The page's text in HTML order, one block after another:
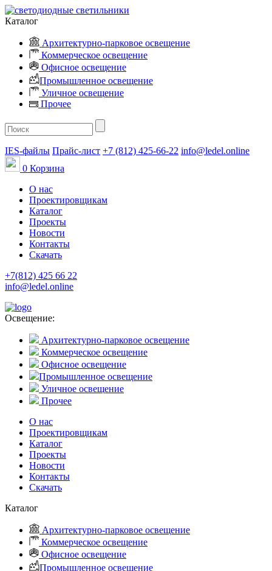
Каталог
Архитектурно-парковое освещение
Коммерческое освещение
Офисное освещение
Промышленное освещение
Уличное освещение
Прочее
IES-файлы Прайс-лист +7 (812) 425-66-22 info@ledel.online
0 Корзина
О нас
Проектировщикам
Каталог
Проекты
Новости
Контакты
Скачать
+7(812) 425 66 22
info@ledel.online
Освещение:
Архитектурно-парковое освещение
Коммерческое освещение
Офисное освещение
Промышленное освещение
Уличное освещение
Прочее
О нас
Проектировщикам
Каталог
Проекты
Новости
Контакты
Скачать
Каталог
Архитектурно-парковое освещение
Коммерческое освещение
Офисное освещение
Промышленное освещение